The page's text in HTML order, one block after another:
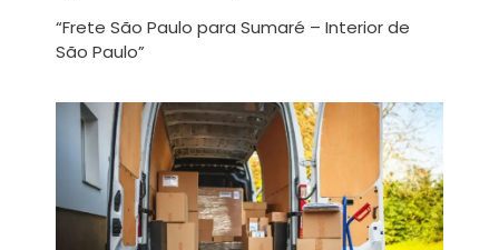
“Frete São Paulo para Sumaré – Interior de
São Paulo”